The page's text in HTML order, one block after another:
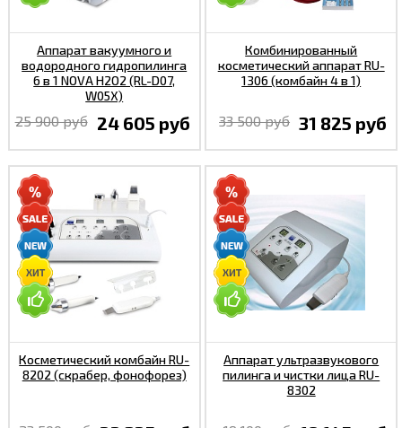
Аппарат вакуумного и
водородного гидропилинга
6 в 1 NOVA H2O2 (RL-D07,
W05X)
24 605 руб
25 900 руб
Комбинированный
косметический аппарат RU-
1306 (комбайн 4 в 1)
31 825 руб
33 500 руб
Косметический комбайн RU-
8202 (скрабер, фонофорез)
Аппарат ультразвукового
пилинга и чистки лица RU-
8302